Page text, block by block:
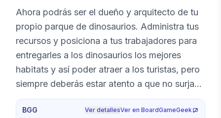
Ahora podrás ser el dueño y arquitecto de tu
propio parque de dinosaurios. Administra tus
recursos y posiciona a tus trabajadores para
entregarles a los dinosaurios los mejores
habitats y así poder atraer a los turistas, pero
siempre deberás estar atento a que no surja
ningún accidente que ponga en riesgo el
parque. En Dinosaur Island , los jugadores
BGG Ver detallesVer en BoardGameGeek